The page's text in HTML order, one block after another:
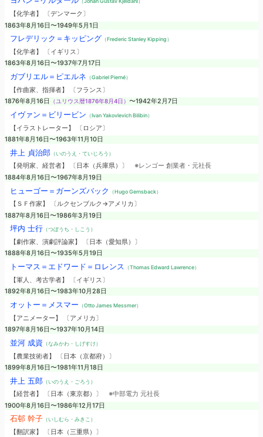
【化学者】 〔デンマーク〕
1863年8月16日〜1949年5月1日
フレデリック＝キッピング （Frederic Stanley Kipping）
【化学者】 〔イギリス〕
1863年8月16日〜1937年7月17日
ガブリエル＝ピエルネ （Gabriel Pierné）
【作曲家、指揮者】 〔フランス〕
1876年8月16日
（ユリウス暦1876年8月4日） 〜1942年2月7日
イヴァン＝ビリービン （Ivan Yakovlevich Bilibin）
【イラストレーター】 〔ロシア〕
1881年8月16日〜1963年11月10日
井上 貞治郎（いのうえ・ていじろう）
【発明家、経営者】 〔日本（兵庫県）〕 ※レンゴー 創業者・元社長
1884年8月16日〜1967年8月19日
ヒューゴー＝ガーンズバック （Hugo Gernsback）
【ＳＦ作家】 〔ルクセンブルク→アメリカ〕
1887年8月16日〜1986年3月19日
坪内 士行（つぼうち・しこう）
【劇作家、演劇評論家】 〔日本（愛知県）〕
1888年8月16日〜1935年5月19日
トーマス＝エドワード＝ロレンス （Thomas Edward Lawrence）
【軍人、考古学者】 〔イギリス〕
1892年8月16日〜1983年10月28日
オットー＝メスマー （Otto James Messmer）
【アニメーター】 〔アメリカ〕
1897年8月16日〜1937年10月14日
並河 成資 （なみかわ・しげすけ）
【農業技術者】 〔日本（京都府）〕
1899年8月16日〜1981年11月18日
井上 五郎（いのうえ・ごろう）
【経営者】 〔日本（東京都）〕 ※中部電力 元社長
1900年8月16日〜1986年12月17日
石邨 幹子（いしむら・みきこ）
【翻訳家】 〔日本（三重県）〕